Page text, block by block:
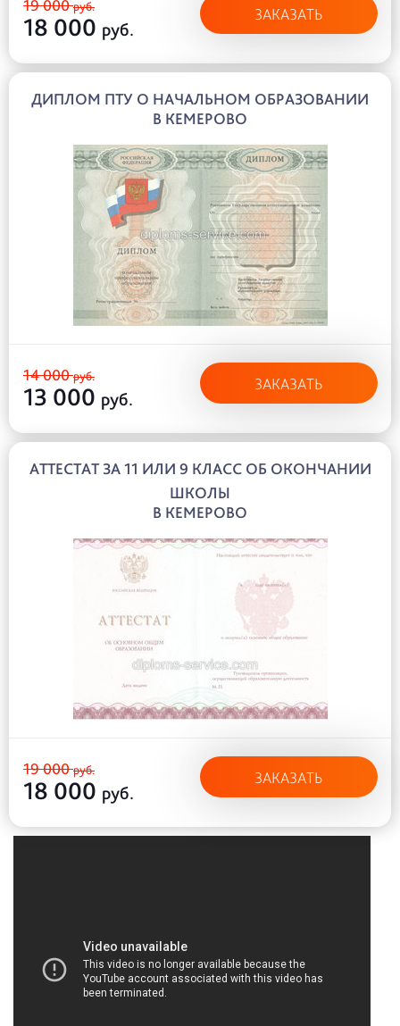
19 000руб.
18 000 руб.
ЗАКАЗАТЬ
ДИПЛОМ ПТУ О НАЧАЛЬНОМ ОБРАЗОВАНИИ
В КЕМЕРОВО
14 000руб.
13 000 руб.
ЗАКАЗАТЬ
АТТЕСТАТ ЗА 11 ИЛИ 9 КЛАСС ОБ ОКОНЧАНИИ
ШКОЛЫ
В КЕМЕРОВО
19 000руб.
18 000 руб.
ЗАКАЗАТЬ